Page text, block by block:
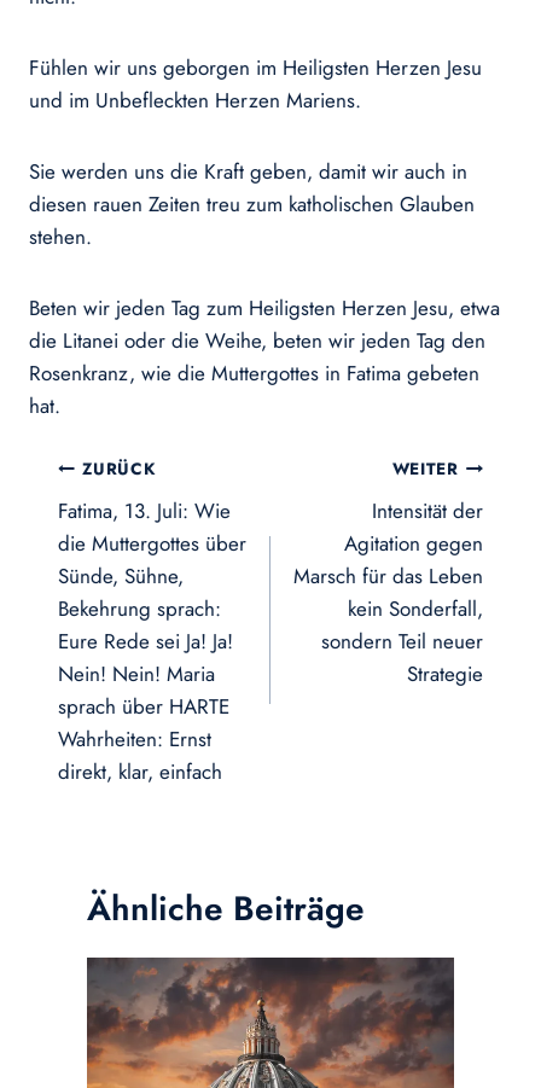
Fühlen wir uns geborgen im Heiligsten Herzen Jesu
und im Unbefleckten Herzen Mariens.
Sie werden uns die Kraft geben, damit wir auch in
diesen rauen Zeiten treu zum katholischen Glauben
stehen.
Beten wir jeden Tag zum Heiligsten Herzen Jesu, etwa
die Litanei oder die Weihe, beten wir jeden Tag den
Rosenkranz, wie die Muttergottes in Fatima gebeten
hat.
Beitragsnavigation
ZURÜCK
Fatima, 13. Juli: Wie
die Muttergottes über
Sünde, Sühne,
Bekehrung sprach:
Eure Rede sei Ja! Ja!
Nein! Nein! Maria
sprach über HARTE
Wahrheiten: Ernst
direkt, klar, einfach
WEITER
Intensität der
Agitation gegen
Marsch für das Leben
kein Sonderfall,
sondern Teil neuer
Strategie
Ähnliche Beiträge